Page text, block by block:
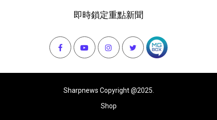
即時鎖定重點新聞
Sharpnews Copyright @2025.
Shop